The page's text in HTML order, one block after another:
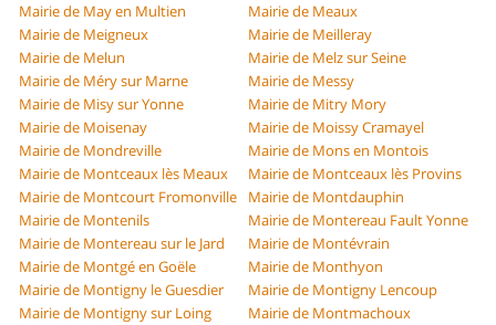
Mairie de May en Multien
Mairie de Meaux
Mairie de Meigneux
Mairie de Meilleray
Mairie de Melun
Mairie de Melz sur Seine
Mairie de Méry sur Marne
Mairie de Messy
Mairie de Misy sur Yonne
Mairie de Mitry Mory
Mairie de Moisenay
Mairie de Moissy Cramayel
Mairie de Mondreville
Mairie de Mons en Montois
Mairie de Montceaux lès Meaux
Mairie de Montceaux lès Provins
Mairie de Montcourt Fromonville
Mairie de Montdauphin
Mairie de Montenils
Mairie de Montereau Fault Yonne
Mairie de Montereau sur le Jard
Mairie de Montévrain
Mairie de Montgé en Goële
Mairie de Monthyon
Mairie de Montigny le Guesdier
Mairie de Montigny Lencoup
Mairie de Montigny sur Loing
Mairie de Montmachoux